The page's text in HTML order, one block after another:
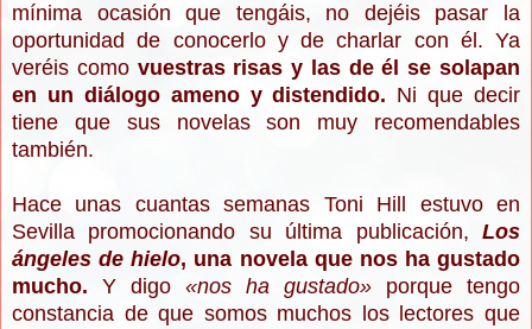
mínima ocasión que tengáis, no dejéis pasar la
oportunidad de conocerlo y de charlar con él. Ya
veréis como vuestras risas y las de él se solapan
en un diálogo ameno y distendido. Ni que decir
tiene que sus novelas son muy recomendables
también.
Hace unas cuantas semanas Toni Hill estuvo en
Sevilla promocionando su última publicación, Los
ángeles de hielo, una novela que nos ha gustado
mucho. Y digo «nos ha gustado» porque tengo
constancia de que somos muchos los lectores que